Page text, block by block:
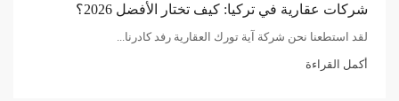
شركات عقارية في تركيا: كيف تختار الأفضل 2026؟
لقد استطعنا نحن شركة آية تورك العقارية رفد كادرنا...
أكمل القراءة